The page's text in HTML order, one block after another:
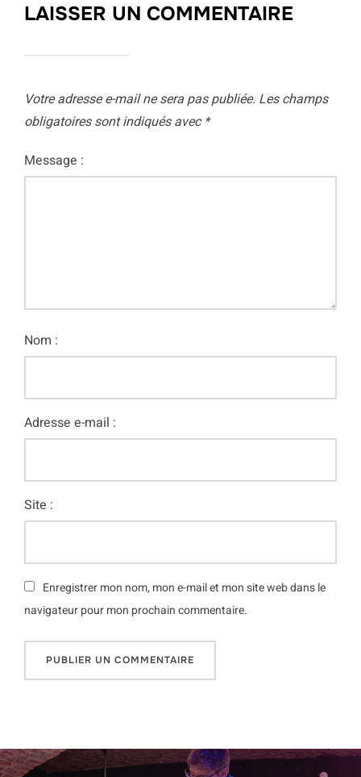
LAISSER UN COMMENTAIRE
Votre adresse e-mail ne sera pas publiée. Les champs
obligatoires sont indiqués avec*
Message :
Nom :
Adresse e-mail :
Site :
Enregistrer mon nom, mon e-mail et mon site web dans le
navigateur pour mon prochain commentaire.
Navigation